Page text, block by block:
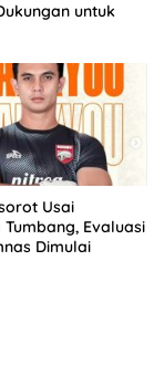
untuk
Usai
Tumbang, Evaluasi
Dimulai